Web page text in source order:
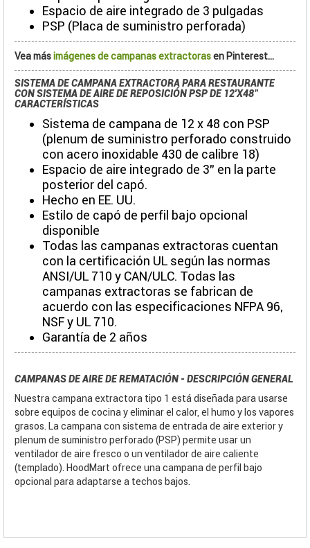
Espacio de aire integrado de 3 pulgadas
PSP (Placa de suministro perforada)
Vea másimágenes de campanas extractorasen Pinterest...
SISTEMA DE CAMPANA EXTRACTORA PARA RESTAURANTE
CON SISTEMA DE AIRE DE REPOSICIÓN PSP DE 12'X48"
CARACTERÍSTICAS
Sistema de campana de 12 x 48 con PSP
(plenum de suministro perforado construido
con acero inoxidable 430 de calibre 18)
Espacio de aire integrado de 3" en la parte
posterior del capó.
Hecho en EE. UU.
Estilo de capó de perfil bajo opcional
disponible
Todas las campanas extractoras cuentan
con la certificación UL según las normas
ANSI/UL 710 y CAN/ULC. Todas las
campanas extractoras se fabrican de
acuerdo con las especificaciones NFPA 96,
NSF y UL 710.
Garantía de 2 años
CAMPANAS DE AIRE DE REMATACIÓN - DESCRIPCIÓN GENERAL
Nuestra campana extractora tipo 1 está diseñada para usarse
sobre equipos de cocina y eliminar el calor, el humo y los vapores
grasos. La campana con sistema de entrada de aire exterior y
plenum de suministro perforado (PSP) permite usar un
ventilador de aire fresco o un ventilador de aire caliente
(templado). HoodMart ofrece una campana de perfil bajo
opcional para adaptarse a techos bajos.